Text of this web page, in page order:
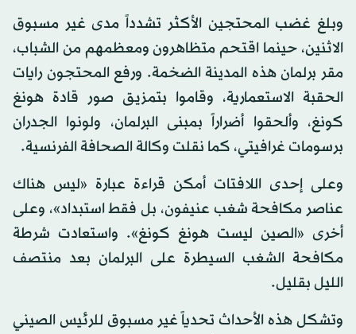
وبلغ غضب المحتجين الأكثر تشدداً مدى غير مسبوق
الاثنين، حينما اقتحم متظاهرون ومعظمهم من الشباب،
مقر برلمان هذه المدينة الضخمة. ورفع المحتجون رايات
الحقبة الاستعمارية، وقاموا بتمزيق صور قادة هونغ
كونغ، وألحقوا أضراراً بمبنى البرلمان، ولونوا الجدران
برسومات غرافيتي، كما نقلت وكالة الصحافة الفرنسية.
وعلى إحدى اللافتات أمكن قراءة عبارة «ليس هناك
عناصر مكافحة شغب عنيفون، بل فقط استبداد»، وعلى
أخرى «الصين ليست هونغ كونغ». واستعادت شرطة
مكافحة الشغب السيطرة على البرلمان بعد منتصف
الليل بقليل.
وتشكل هذه الأحداث تحدياً غير مسبوق للرئيس الصيني